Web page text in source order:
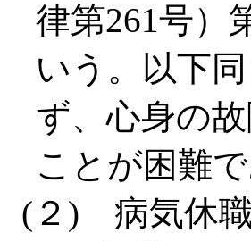
律第261号）
いう。以下
ず、心身の
ことが困難
(２) 病気休職